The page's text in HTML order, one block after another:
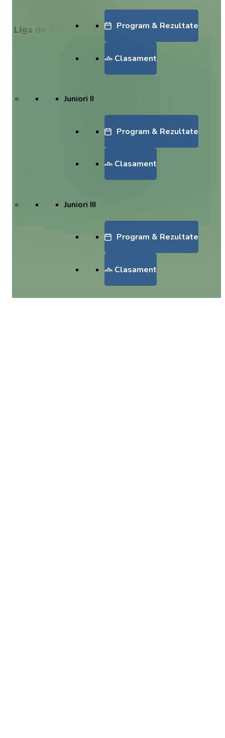
Program & Rezultate
Clasament
Juniori II
Program & Rezultate
Clasament
Juniori III
Program & Rezultate
Clasament
Liga de Rugby Kaufland
ETAPA 10
08.08.2026 | 11:00
Baia Mare - Dinamo
Arena Zimbrilor
08.08.2026 | 11:00
Gura Humorului -
Stadionul Tineretului
29.08.2026 | 0: